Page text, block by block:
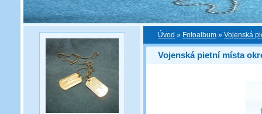
Úvod » Fotoalbum » Vojenská
Vojenská pietní místa